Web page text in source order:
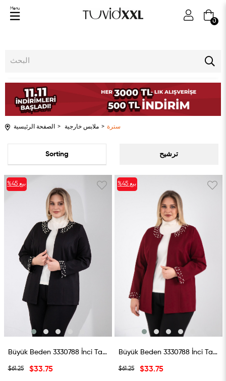
0
Menu
الصفحة الرئيسية ملابس خارجية سترة
ترشيح التسلسل
Büyük Beden 3330788 İnci Taş Detaylı Hırka Siyah
$33.75
$61.25
%45 بيع
Büyük Beden 3330788 İnci Taş Detaylı Hırka Bordo
$33.75
$61.25
%45 بيع